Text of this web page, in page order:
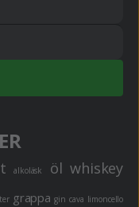
alkoläsk öl whiskey
grappa gin cava limoncello